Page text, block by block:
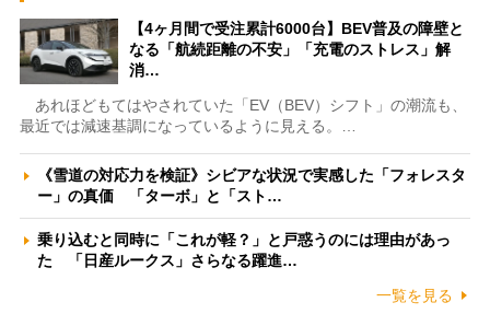
【4ヶ月間で受注累計6000台】BEV普及の障壁と
なる「航続距離の不安」「充電のストレス」解
消…
あれほどもてはやされていた「EV（BEV）シフト」の潮流も、
最近では減速基調になっているように見える。…
《雪道の対応力を検証》シビアな状況で実感した「フォレスタ
ー」の真価 「ターボ」と「スト…
乗り込むと同時に「これが軽？」と戸惑うのには理由があっ
た 「日産ルークス」さらなる躍進…
一覧を見る